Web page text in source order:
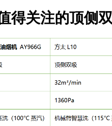
得关注的顶侧